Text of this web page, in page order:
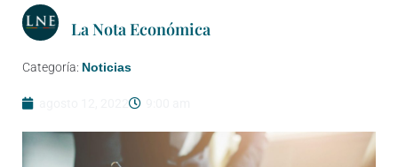
La Nota Económica
Categoría: Noticias